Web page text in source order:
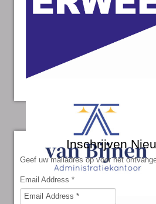
Inschrijven
Geef uw mailadres op voor het
Email Address *